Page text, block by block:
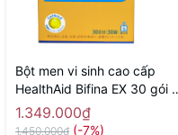
Bột men vi sinh cao cấp
HealthAid Bifina EX 30 gói -
Hàng Nhật chính hãng
1.349.000₫
1.450.000₫ (-7%)